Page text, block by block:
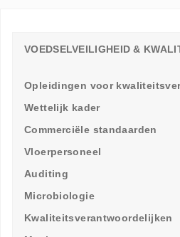
VOEDSELVEILIGHEID &
Opleidingen voor
Wettelijk kader
Commerciële standaarden
Vloerpersoneel
Auditing
Microbiologie
Kwaliteitsverantwoordelijken